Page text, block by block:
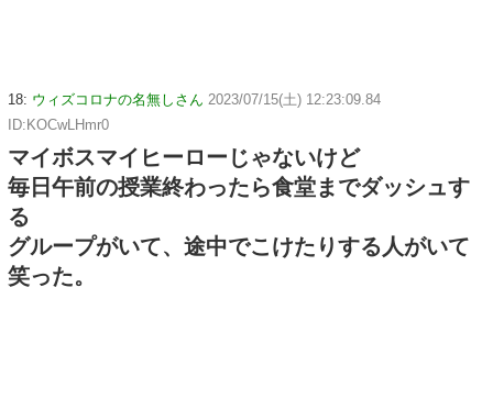
18: ウィズコロナの名無しさん 2023/07/15(土) 12:23:09.84
ID:KOCwLHmr0
マイボスマイヒーローじゃないけど
毎日午前の授業終わったら食堂までダッシュす
る
グループがいて、途中でこけたりする人がいて
笑った。